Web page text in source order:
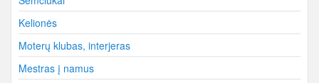
Kelionės
Moterų klubas, interjeras
Mestras į namus